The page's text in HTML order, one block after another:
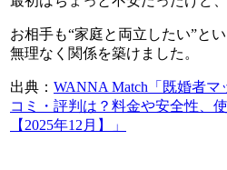
お相手も“家庭と両立したい”と
無理なく関係を築けました。
出典： WANNA Match「既婚者マ
コミ・評判は？料金や安全性、
【2025年12月】」